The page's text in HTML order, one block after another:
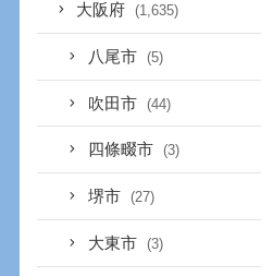
大阪府 (1,635)
八尾市 (5)
吹田市 (44)
四條畷市 (3)
堺市 (27)
大東市 (3)